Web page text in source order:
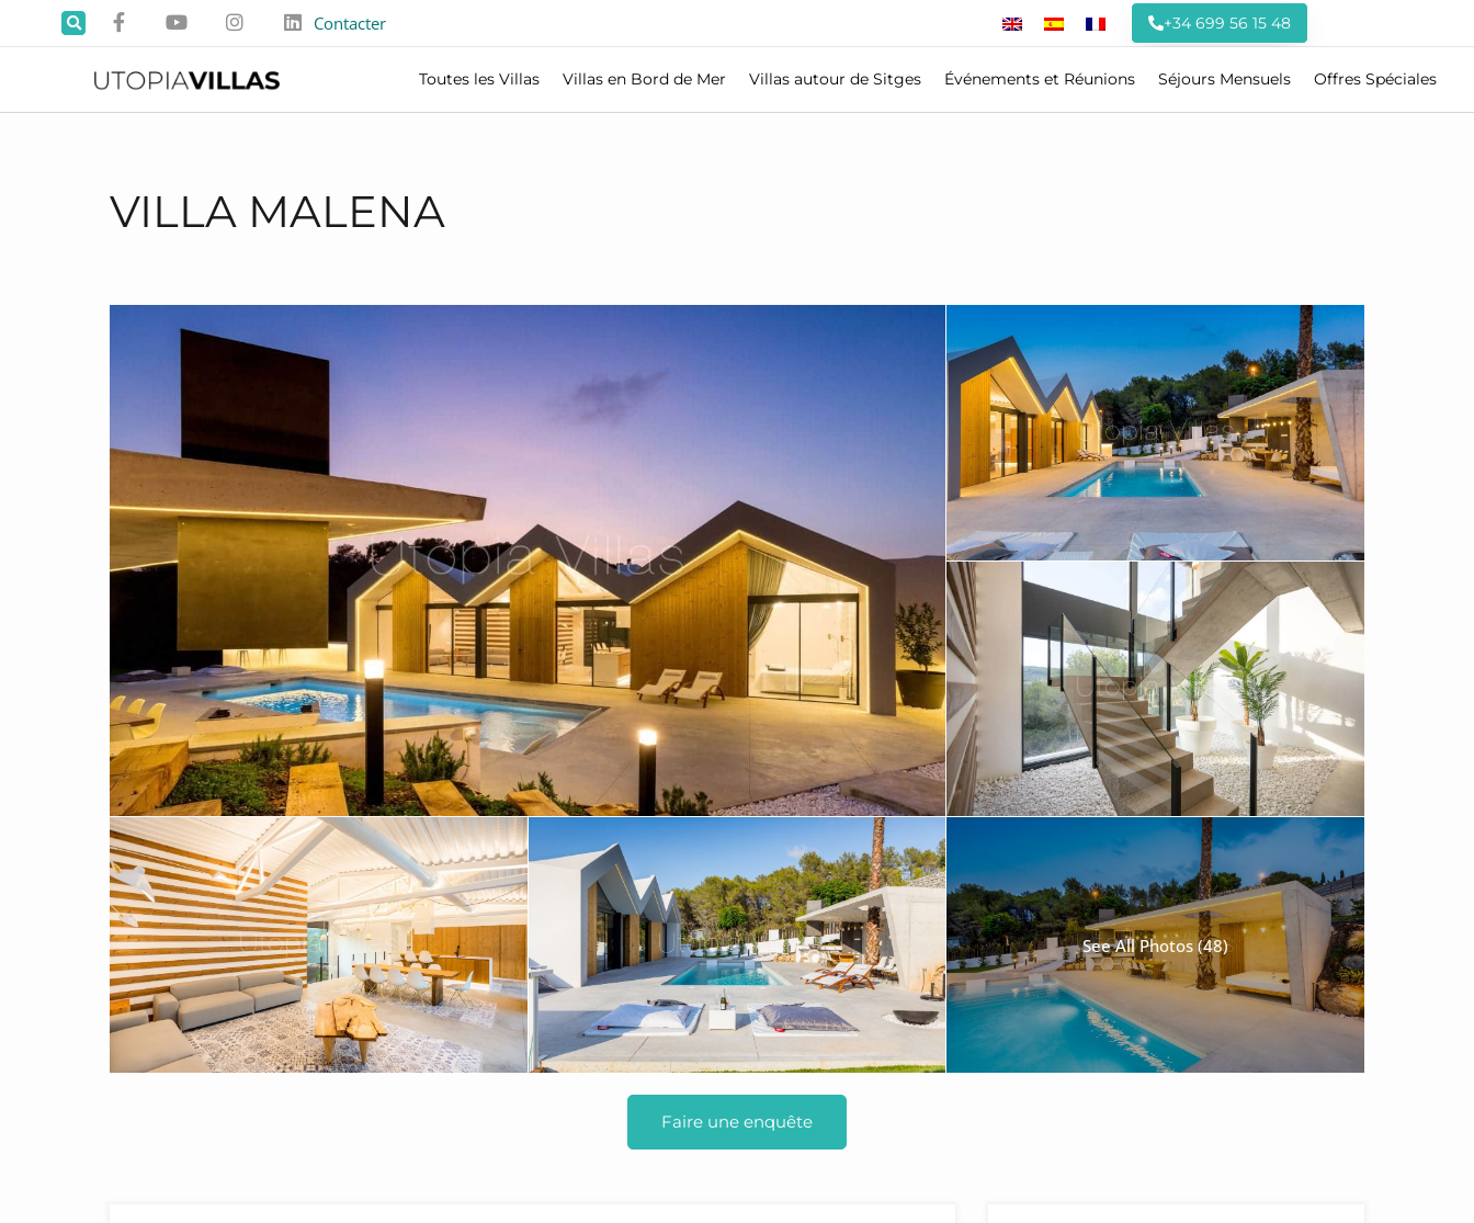
Contacter +34 699 56 15 48
Toutes les Villas Villas en Bord de Mer Villas autour de Sitges Événements et Réunions Séjours Mensuels Offres Spéciales
VILLA MALENA
See All Photos (48)
Faire une enquête